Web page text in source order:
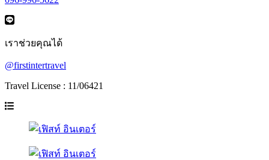
เราช่วยคุณได้
@firstintertravel
Travel License : 11/06421